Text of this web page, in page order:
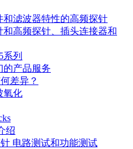
滤波器特性的高频探针
高频探针、插头连接器和
列
的产品服务
差异？
氧化
绍
电路测试和功能测试